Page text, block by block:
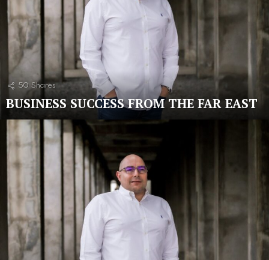
50 Shares
BUSINESS SUCCESS FROM THE FAR EAST